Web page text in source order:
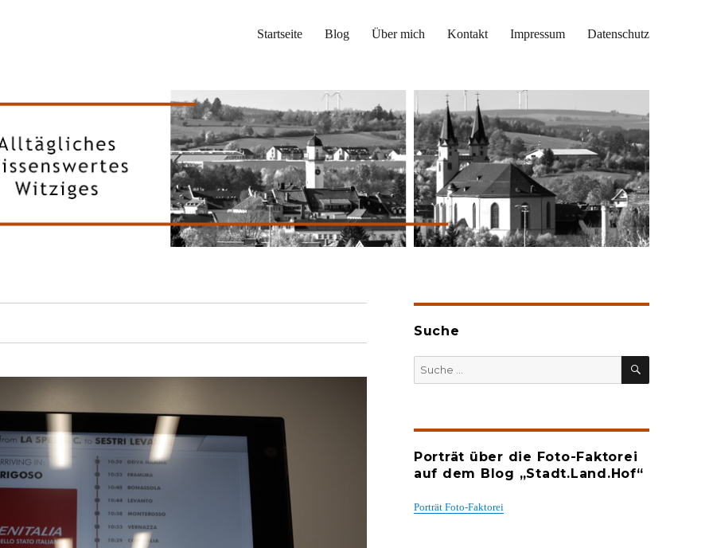
Startseite Blog Über mich Kontakt Impressum Datenschutz
Suche
SUCHEN
Porträt über die Foto-Faktorei
auf dem Blog „Stadt.Land.Hof“
Porträt Foto-Faktorei